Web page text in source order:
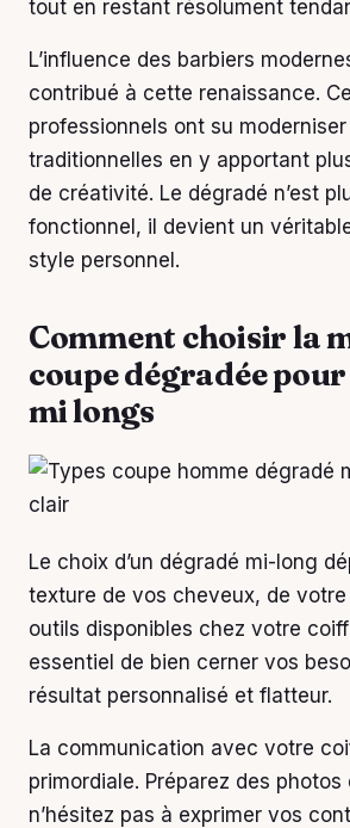
tout en restant résolument
L’influence des barbiers
contribué à cette renaissance.
professionnels ont su
traditionnelles en y apportant
de créativité. Le dégradé n’est
fonctionnel, il devient un
style personnel.
Comment choisir la
coupe dégradée
mi longs
Le choix d’un dégradé mi-long
texture de vos cheveux, de
outils disponibles chez votre
essentiel de bien cerner vos
résultat personnalisé et flatteur.
La communication avec votre
primordiale. Préparez des
n’hésitez pas à exprimer vos